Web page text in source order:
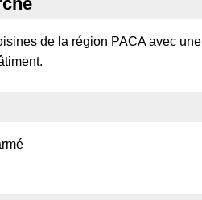
de la région PACA avec une